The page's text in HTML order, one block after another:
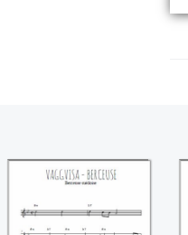
Vaggvisa -